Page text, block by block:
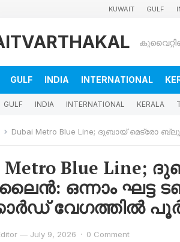
KUWAIT GULF
GULF INDIA INTERNATIONAL
GULF INDIA INTERNATIONAL KERALA
Dubai Metro Blue Line; ദുബായ് മെട്രോ ബ്ലൂ ലൈൻ: ഒന്നാം ഘട്ട
Metro Blue Line;
ഒന്നാം ഘട്ട
വേഗത്തിൽ
— July 9, 2026 · 0 Comment